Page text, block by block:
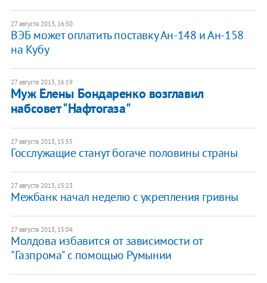
27 августа 2013, 16:50
ВЭБ может оплатить поставку Ан-148 и Ан-158
на Кубу
27 августа 2013, 16:19
Муж Елены Бондаренко возглавил
набсовет "Нафтогаза"
27 августа 2013, 15:55
Госслужащие станут богаче половины страны
27 августа 2013, 15:23
Межбанк начал неделю с укрепления гривны
27 августа 2013, 15:04
Молдова избавится от зависимости от
"Газпрома" с помощью Румынии